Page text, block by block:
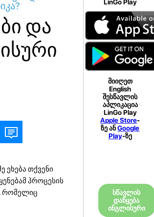
და
ეხება თქვენი
პროცესის
რომელიც
LinGo Play
მიიღეთ
English
შესწავლის
აპლიკაცია
LinGo Play
Apple Store-
ზე ანGoogle
Play-ზე
სწავლის
დაწყება
ინგლისური